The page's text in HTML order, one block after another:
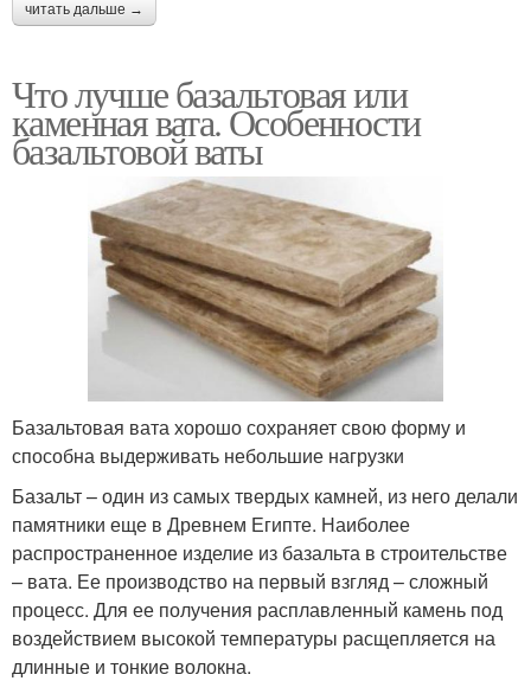
читать дальше →
Что лучше базальтовая или
каменная вата. Особенности
базальтовой ваты
Базальтовая вата хорошо сохраняет свою форму и
способна выдерживать небольшие нагрузки
Базальт – один из самых твердых камней, из него делали
памятники еще в Древнем Египте. Наиболее
распространенное изделие из базальта в строительстве
– вата. Ее производство на первый взгляд – сложный
процесс. Для ее получения расплавленный камень под
воздействием высокой температуры расщепляется на
длинные и тонкие волокна.